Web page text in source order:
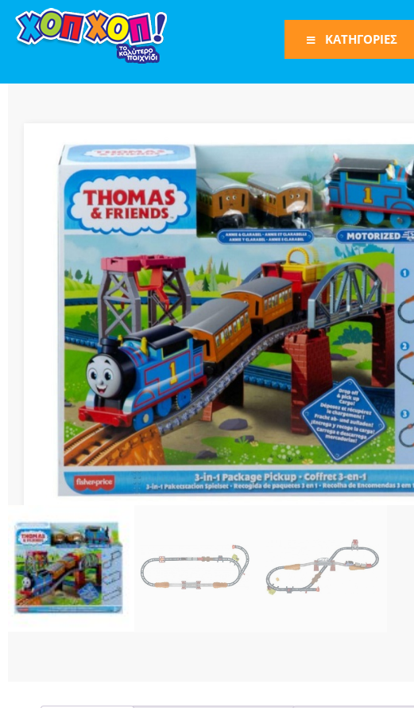
ΚΑΤΗΓΟΡΙΕΣ
Φιγούρες Δράσης
Φιγούρες
Τρένα
Bruder
Οχήματα
Πίστες-Γκαράζ
Παιχνίδια Ρόλων-Μίμησης
Play Set
Όπλα
Διάφορες Κατασκευές
Σπόρ